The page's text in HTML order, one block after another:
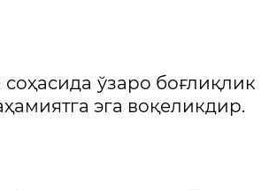
ўзаро боғлиқлик
эга воқеликдир.